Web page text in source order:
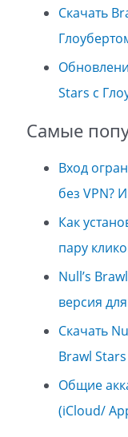
Скачать
Stars с
Самые
Вход
без VPN?
Как
пару
Null’s
версия
Скачать
Brawl Stars
Общие
(iCloud/